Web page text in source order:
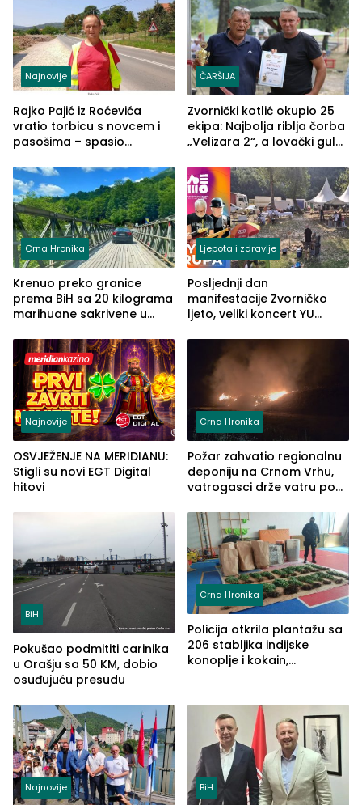
Najnovije
Rajko Pajić iz Roćevića
vratio torbicu s novcem i
pasošima – spasio
Grčkoj
ČARŠIJA
Zvornički kotlić okupio 25
ekipa: Najbolja riblja čorba
„Velizara 2“, a lovački gulaš
Crna Hronika
Krenuo preko granice
prema BiH sa 20 kilograma
marihuane sakrivene u
Ljepota i zdravlje
Posljednji dan
manifestacije Zvorničko
ljeto, veliki koncert YU
ove godine
Najnovije
OSVJEŽENJE NA MERIDIANU:
Stigli su novi EGT Digital
hitovi
Crna Hronika
Požar zahvatio regionalnu
deponiju na Crnom Vrhu,
vatrogasci drže vatru pod
BiH
Pokušao podmititi carinika
u Orašju sa 50 KM, dobio
osuđujuću presudu
Crna Hronika
Policija otkrila plantažu sa
206 stabljika indijske
konoplje i kokain,
Najnovije BiH